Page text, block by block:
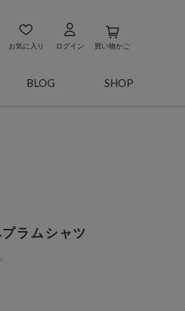
お気に入り ログイン 買い物かご
BLOG SHOP
ラムシャツ